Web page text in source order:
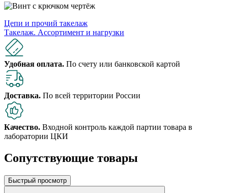
Цепи и прочий такелаж
Такелаж. Ассортимент и нагрузки
Удобная оплата. По счету или банковской картой
Доставка. По всей территории России
Качество. Входной контроль каждой партии товара в
лаборатории ЦКИ
Сопутствующие товары
Быстрый просмотр